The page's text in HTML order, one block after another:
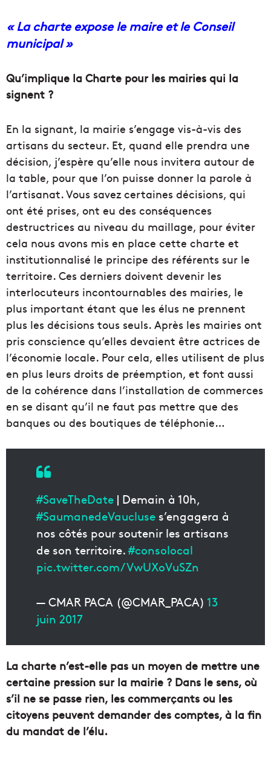
« La charte expose le maire et le Conseil
municipal »
Qu’implique la Charte pour les mairies qui la
signent ?
En la signant, la mairie s’engage vis-à-vis des
artisans du secteur. Et, quand elle prendra une
décision, j’espère qu’elle nous invitera autour de
la table, pour que l’on puisse donner la parole à
l’artisanat. Vous savez certaines décisions, qui
ont été prises, ont eu des conséquences
destructrices au niveau du maillage, pour éviter
cela nous avons mis en place cette charte et
institutionnalisé le principe des référents sur le
territoire. Ces derniers doivent devenir les
interlocuteurs incontournables des mairies, le
plus important étant que les élus ne prennent
plus les décisions tous seuls. Après les mairies ont
pris conscience qu’elles devaient être actrices de
l’économie locale. Pour cela, elles utilisent de plus
en plus leurs droits de préemption, et font aussi
de la cohérence dans l’installation de commerces
en se disant qu’il ne faut pas mettre que des
banques ou des boutiques de téléphonie…
#SaveTheDate | Demain à 10h,
#SaumanedeVaucluse s’engagera à
nos côtés pour soutenir les artisans
de son territoire.#consolocal
pic.twitter.com/VwUXoVuSZn
— CMAR PACA (@CMAR_PACA) 13
juin 2017
La charte n’est-elle pas un moyen de mettre une
certaine pression sur la mairie ? Dans le sens, où
s’il ne se passe rien, les commerçants ou les
citoyens peuvent demander des comptes, à la fin
du mandat de l’élu.